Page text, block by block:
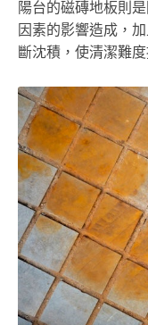
陽台的磁磚地板則
因素的影響造成，
斷沈積，使清潔難度